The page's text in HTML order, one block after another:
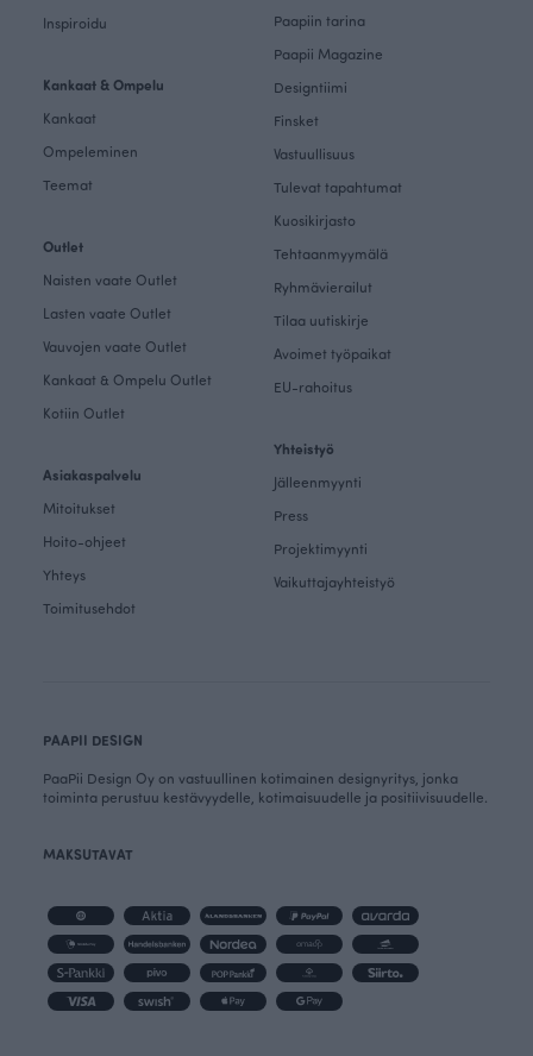
Inspiroidu
Kankaat & Ompelu
Kankaat
Ompeleminen
Teemat
Outlet
Naisten vaate Outlet
Lasten vaate Outlet
Vauvojen vaate Outlet
Kankaat & Ompelu Outlet
Kotiin Outlet
Asiakaspalvelu
Mitoitukset
Hoito-ohjeet
Yhteys
Toimitusehdot
Paapiin tarina
Paapii Magazine
Designtiimi
Finsket
Vastuullisuus
Tulevat tapahtumat
Kuosikirjasto
Tehtaanmyymälä
Ryhmävierailut
Tilaa uutiskirje
Avoimet työpaikat
EU-rahoitus
Yhteistyö
Jälleenmyynti
Press
Projektimyynti
Vaikuttajayhteistyö
PAAPII DESIGN
PaaPii Design Oy on vastuullinen kotimainen designyritys, jonka
toiminta perustuu kestävyydelle, kotimaisuudelle ja positiivisuudelle.
MAKSUTAVAT